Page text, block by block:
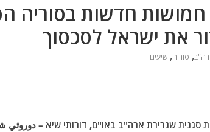
חדשות בסוריה
את ישראל לסכסוך
, סוריה, שיעים
סגנית שגרירת ארה"ב באו"ם, דורותי שיא – دوروثي